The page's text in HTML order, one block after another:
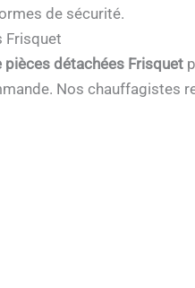
de sécurité.
Frisquet
détachées Frisquet
Nos chauffagistes